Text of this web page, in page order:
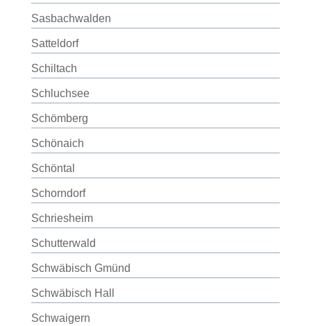
Sasbachwalden
Satteldorf
Schiltach
Schluchsee
Schömberg
Schönaich
Schöntal
Schorndorf
Schriesheim
Schutterwald
Schwäbisch Gmünd
Schwäbisch Hall
Schwaigern